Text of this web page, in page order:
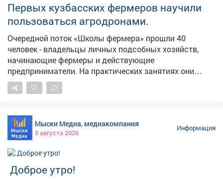
Первых кузбасских фермеров научили
пользоваться агродронами.
Очередной поток «Школы фермера» прошли 40
человек - владельцы личных подсобных хозяйств,
начинающие фермеры и действующие
предприниматели. На практических занятиях они
выезжали в поля, пилотировали беспилотники,
настраивали оборудование, учились составлять
группа сельскохозяйственных предпринимателей
изучала технологии агротуризма. Развитие сельского
хозяйства - одно из стратегических приоритетов для
экономики Кузбасса. Программа «Школа фермера»
открывает новые возможности для всех, кто
заинтересован в работе на земле. Успех каждого
Мыски Медиа, медиакомпания
5 августа 2026
Информация
Доброе утро!